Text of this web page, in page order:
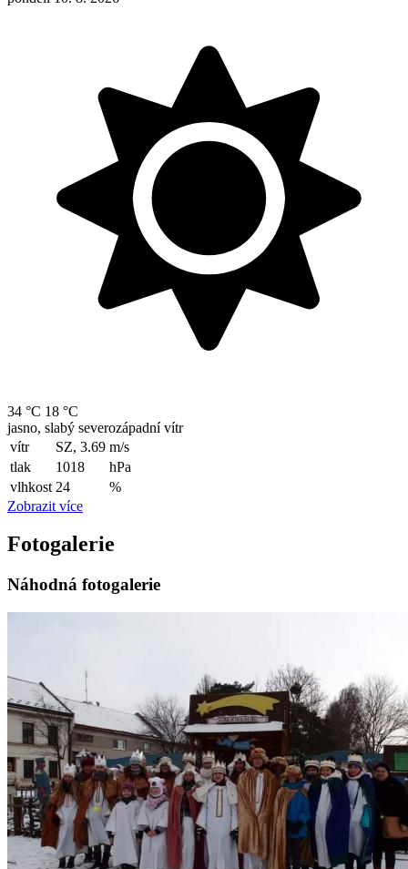
34 °C 18 °C
jasno, slabý severozápadní vítr
vítr
SZ, 3.69 m/s
tlak
1018
hPa
vlhkost 24
%
Zobrazit více
Fotogalerie
Náhodná fotogalerie